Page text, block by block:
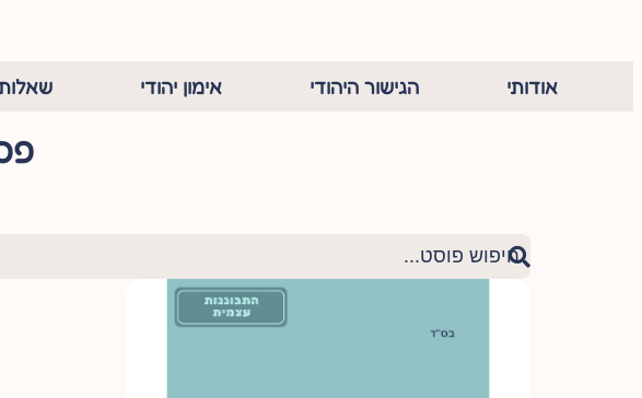
אודותי הגישור היהודי אימון יהודי